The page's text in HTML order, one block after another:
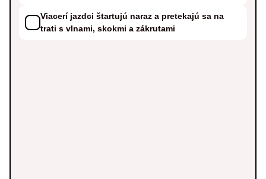
Viacerí jazdci štartujú naraz a pretekajú sa na
trati s vlnami, skokmi a zákrutami